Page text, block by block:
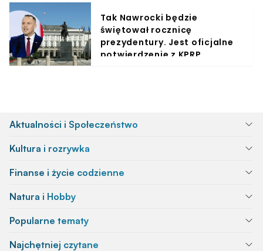
Tak Nawrocki będzie
świętował rocznicę
prezydentury. Jest oficjalne
potwierdzenie z KPRP
Aktualności i Społeczeństwo
Kultura i rozrywka
Finanse i życie codzienne
Natura i Hobby
Popularne tematy
Najchętniej czytane